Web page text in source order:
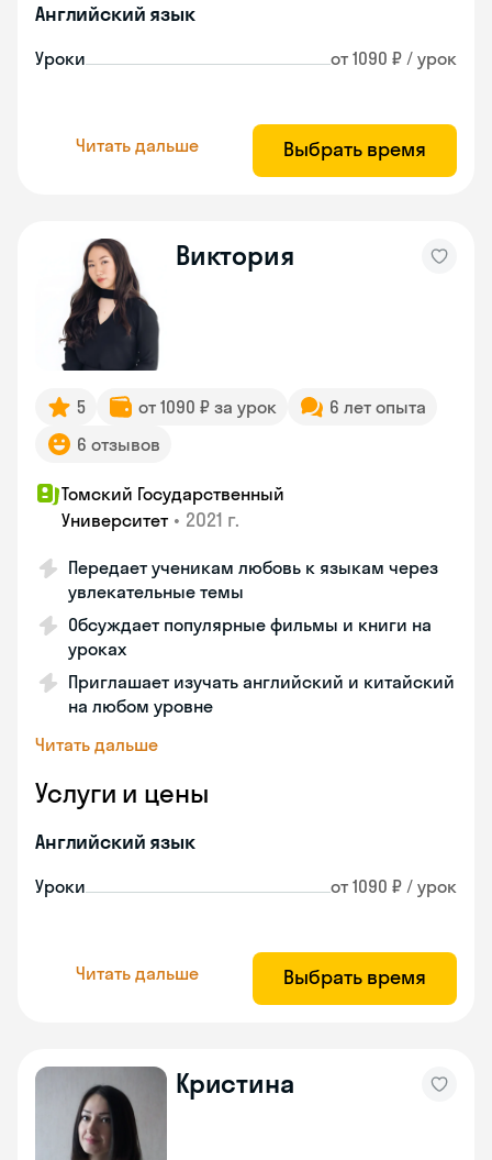
Английский язык
Уроки от 1090 ₽ / урок
Читать дальше Выбрать время
Виктория
5 от 1090 ₽ за урок
6 лет опыта
6 отзывов
Томский Государственный
Университет • 2021 г.
Передает ученикам любовь к языкам через
увлекательные темы
Обсуждает популярные фильмы и книги на
уроках
Приглашает изучать английский и китайский
на любом уровне
Читать дальше
Услуги и цены
Английский язык
Уроки от 1090 ₽ / урок
Читать дальше Выбрать время
Кристина